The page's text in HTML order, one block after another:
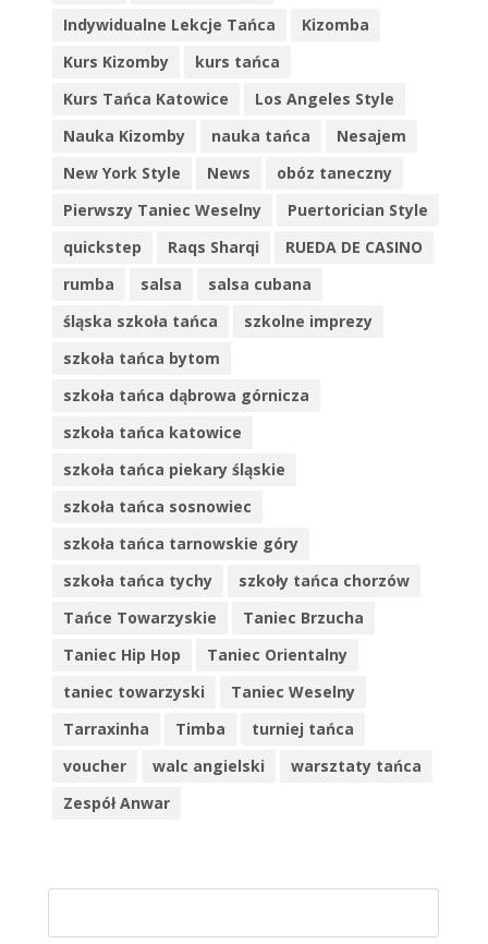
Indywidualne Lekcje Tańca
Kizomba
Kurs Kizomby
kurs tańca
Kurs Tańca Katowice
Los Angeles Style
Nauka Kizomby
nauka tańca
Nesajem
New York Style
News
obóz taneczny
Pierwszy Taniec Weselny
Puertorician Style
quickstep
Raqs Sharqi
RUEDA DE CASINO
rumba
salsa
salsa cubana
śląska szkoła tańca
szkolne imprezy
szkoła tańca bytom
szkoła tańca dąbrowa górnicza
szkoła tańca katowice
szkoła tańca piekary śląskie
szkoła tańca sosnowiec
szkoła tańca tarnowskie góry
szkoła tańca tychy
szkoły tańca chorzów
Tańce Towarzyskie
Taniec Brzucha
Taniec Hip Hop
Taniec Orientalny
taniec towarzyski
Taniec Weselny
Tarraxinha
Timba
turniej tańca
voucher
walc angielski
warsztaty tańca
Zespół Anwar